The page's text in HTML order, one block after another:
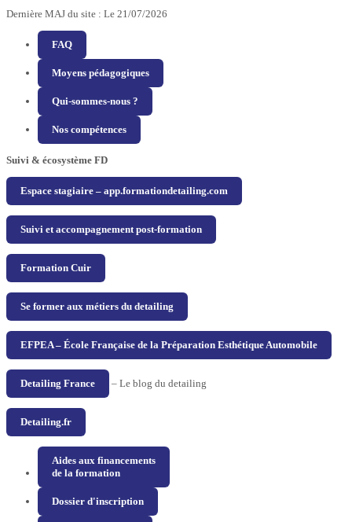
Dernière MAJ du site : Le 21/07/2026
FAQ
Moyens pédagogiques
Qui-sommes-nous ?
Nos compétences
Suivi & écosystème FD
Espace stagiaire – app.formationdetailing.com
Suivi et accompagnement post-formation
Formation Cuir
Se former aux métiers du detailing
EFPEA – École Française de la Préparation Esthétique Automobile
Detailing France – Le blog du detailing
Detailing.fr
Aides aux financements
de la formation
Dossier d'inscription